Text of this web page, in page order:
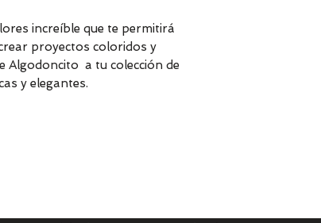
increíble que te permitirá
proyectos coloridos y
Algodoncito a tu colección de
y elegantes.